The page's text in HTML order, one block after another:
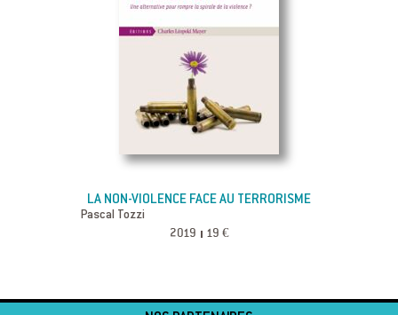
LA NON-VIOLENCE FACE AU TERRORISME
Pascal Tozzi
2019 19 €